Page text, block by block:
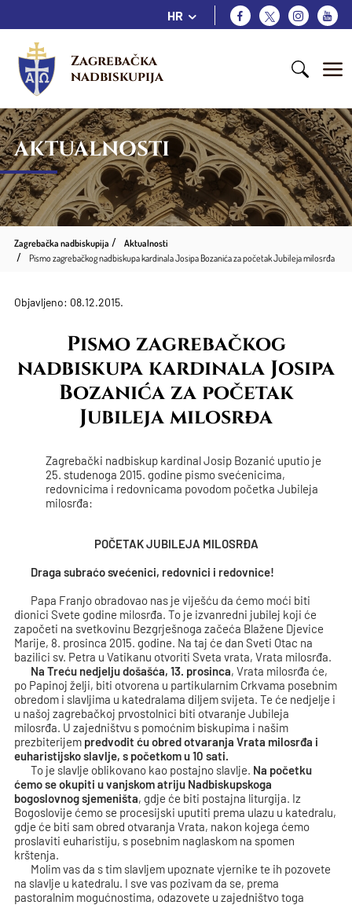
HR
Zagrebačka
nadbiskupija
AKTUALNOSTI
Zagrebačka nadbiskupija
Aktualnosti
Pismo zagrebačkog nadbiskupa kardinala Josipa Bozanića za početak Jubileja milosrđa
Objavljeno: 08.12.2015.
Pismo zagrebačkog
nadbiskupa kardinala Josipa
Bozanića za početak
Jubileja milosrđa
Zagrebački nadbiskup kardinal Josip Bozanić uputio je
25. studenoga 2015. godine pismo svećenicima,
redovnicima i redovnicama povodom početka Jubileja
milosrđa:
POČETAK JUBILEJA MILOSRĐA
Draga subraćo svećenici, redovnici i redovnice!
Papa Franjo obradovao nas je viješću da ćemo moći biti
dionici Svete godine milosrđa. To je izvanredni jubilej koji će
započeti na svetkovinu Bezgrješnoga začeća Blažene Djevice
Marije, 8. prosinca 2015. godine. Na taj će dan Sveti Otac na
bazilici sv. Petra u Vatikanu otvoriti Sveta vrata, Vrata milosrđa.
Na Treću nedjeljudošašća,13. prosinca, Vrata milosrđa će,
po Papinoj želji, biti otvorena u partikularnim Crkvama posebnim
obredom i slavljima u katedralama diljem svijeta. Te će nedjelje i
u našoj zagrebačkoj prvostolnici biti otvaranje Jubileja
milosrđa. U zajedništvu s pomoćnim biskupima i našim
prezbiterijem predvodit ću obred otvaranja Vrata milosrđa i
euharistijskoslavlje, s početkom u 10 sati.
To je slavlje oblikovano kao postajno slavlje. Na početku
ćemo se okupiti uvanjskom atriju Nadbiskupskoga
bogoslovnogsjemeništa, gdje će biti postajna liturgija. Iz
Bogoslovije ćemo se procesijski uputiti prema ulazu u katedralu,
gdje će biti sam obred otvaranja Vrata, nakon kojega ćemo
proslaviti euharistiju, s posebnim naglaskom na spomen
krštenja.
Molim vas da s tim slavljem upoznate vjernike te ih pozovete
na slavlje u katedralu. I sve vas pozivam da se, prema
pastoralnim mogućnostima, odazovete u zajedništvo toga